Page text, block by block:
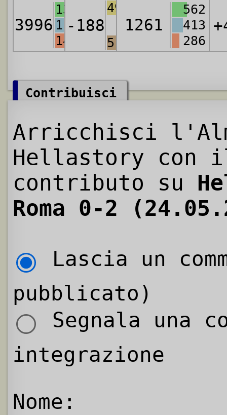
3996
1381
1186
1429
-188
4921
5109
1261
562
413
286
Contribuisci
Arricchisci
Hellastory con
contributo su
Roma 0-2
Lascia un
pubblicato)
Segnala una
integrazione
Nome: